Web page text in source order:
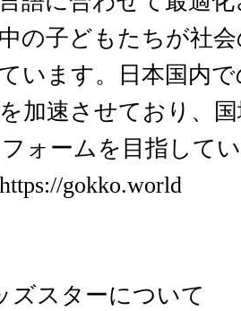
の子どもたちが社
います。日本国内
加速させており、
ォームを目指して
https://gokko.world
ズスターについて